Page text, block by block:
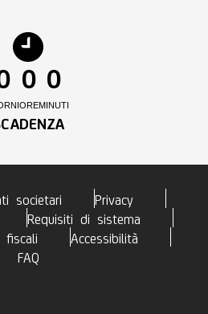
0
ORE
0
MINUTI
societari
Privacy
Requisiti di sistema
fiscali
Accessibilità
FAQ